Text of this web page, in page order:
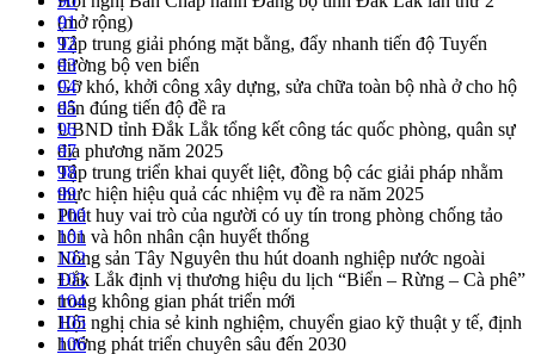
(mở rộng)
Tập trung giải phóng mặt bằng, đẩy nhanh tiến độ Tuyến
đường bộ ven biển
Gỡ khó, khởi công xây dựng, sửa chữa toàn bộ nhà ở cho hộ
dân đúng tiến độ đề ra
UBND tỉnh Đắk Lắk tổng kết công tác quốc phòng, quân sự
địa phương năm 2025
Tập trung triển khai quyết liệt, đồng bộ các giải pháp nhằm
thực hiện hiệu quả các nhiệm vụ đề ra năm 2025
Phát huy vai trò của người có uy tín trong phòng chống tảo
hôn và hôn nhân cận huyết thống
Nông sản Tây Nguyên thu hút doanh nghiệp nước ngoài
Đắk Lắk định vị thương hiệu du lịch “Biển – Rừng – Cà phê”
trong không gian phát triển mới
Hội nghị chia sẻ kinh nghiệm, chuyển giao kỹ thuật y tế, định
hướng phát triển chuyên sâu đến 2030
91
92
93
94
95
96
97
98
99
100
101
102
103
104
105
106